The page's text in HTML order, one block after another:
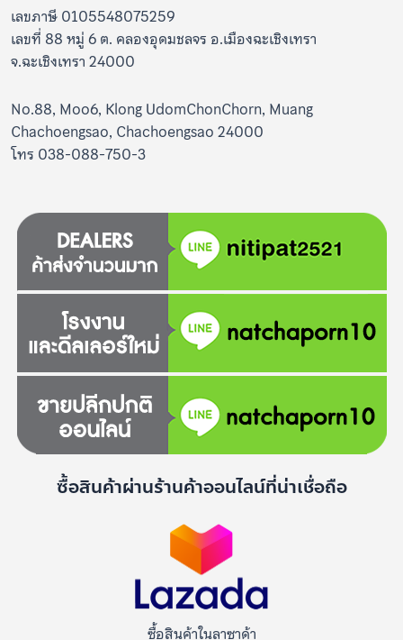
เลขภาษี 0105548075259
เลขที่ 88 หมู่ 6 ต. คลองอุดมชลจร อ.เมืองฉะเชิงเทรา
จ.ฉะเชิงเทรา 24000
No.88, Moo6, Klong UdomChonChorn, Muang
Chachoengsao, Chachoengsao 24000
โทร 038-088-750-3
ซื้อสินค้าผ่านร้านค้าออนไลน์ที่น่าเชื่อถือ
ซื้อสินค้าในลาซาด้า